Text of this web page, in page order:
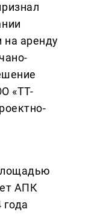
на аренду
«ТТ-
АПК